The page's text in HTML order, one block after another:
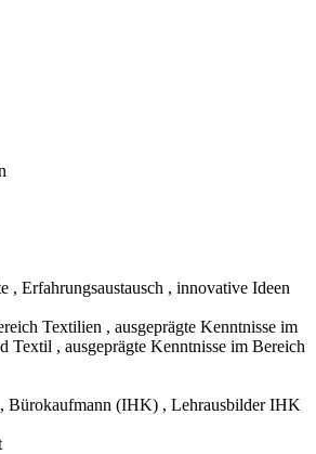
, Erfahrungsaustausch , innovative Ideen
Textilien , ausgeprägte Kenntnisse im
Textil , ausgeprägte Kenntnisse im Bereich
Bürokaufmann (IHK) , Lehrausbilder IHK